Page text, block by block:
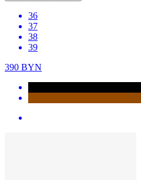
36
37
38
39
390 BYN